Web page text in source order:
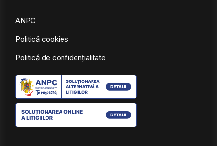
ANPC
Politică cookies
Politică de confidențialitate